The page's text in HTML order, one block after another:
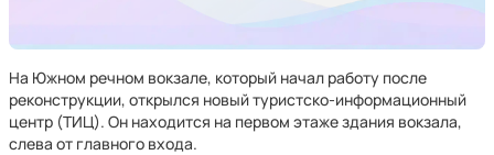
На Южном речном вокзале, который начал работу после
реконструкции, открылся новый туристско-информационный
центр (ТИЦ). Он находится на первом этаже здания вокзала,
слева от главного входа.